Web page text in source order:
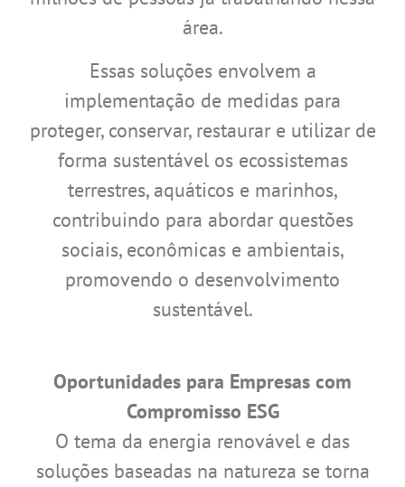
área.
Essas soluções envolvem a
implementação de medidas para
proteger, conservar, restaurar e utilizar de
forma sustentável os ecossistemas
terrestres, aquáticos e marinhos,
contribuindo para abordar questões
sociais, econômicas e ambientais,
promovendo o desenvolvimento
sustentável.
Oportunidades para Empresas com
Compromisso ESG
O tema da energia renovável e das
soluções baseadas na natureza se torna